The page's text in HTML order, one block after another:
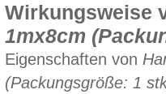
Wirkungsweise
1mx8cm
Eigenschaften von
(Packungsgröße: 1